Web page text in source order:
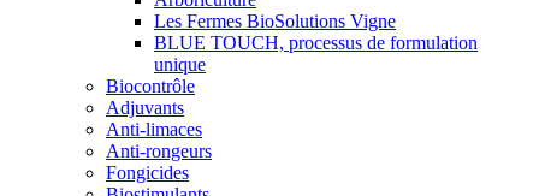
Les Fermes BioSolutions Vigne
BLUE TOUCH, processus de formulation
unique
Biocontrôle
Adjuvants
Anti-limaces
Anti-rongeurs
Fongicides